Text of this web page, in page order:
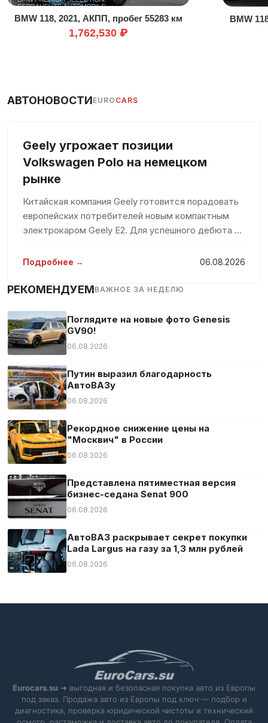
Навигационная система
Противобуксовочная система
Сенсорный экран
Система контроля скоростного режима
Тонированные стекла
Усилитель руля
Центральный замок
Цифровая приборная панель
Экстренное торможение
Электростекла
BMW 118, 2021, АКПП, пробег 55283 км
1,762,530 ₽
BMW
АВТОНОВОСТИEURO CARS
Geely угрожает позиции
Volkswagen Polo на немецком
рынке
Китайская компания Geely готовится порадовать
европейских потребителей новым компактным
электрокаром Geely E2. Для успешного дебюта на
стремясь захватить значительную долю среди
Подробнее → 06.08.2026
РЕКОМЕНДУЕМВАЖНОЕ ЗА НЕДЕЛЮ
Поглядите на новые фото Genesis
GV90!
06.08.2026
Путин выразил благодарность
АвтоВАЗу
06.08.2026
Рекордное снижение цены на
"Москвич" в России
06.08.2026
Представлена пятиместная версия
бизнес-седана Senat 900
06.08.2026
АвтоВАЗ раскрывает секрет покупки
Lada Largus на газу за 1,3 млн рублей
06.08.2026
Eurocars.su ➜ выгодная и безопасная покупка авто из Европы
под заказ. Продажа авто из Европы под ключ — подбор и
диагностика, проверка юридической чистоты и технический